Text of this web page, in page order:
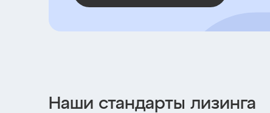
Наши стандарты лизинга